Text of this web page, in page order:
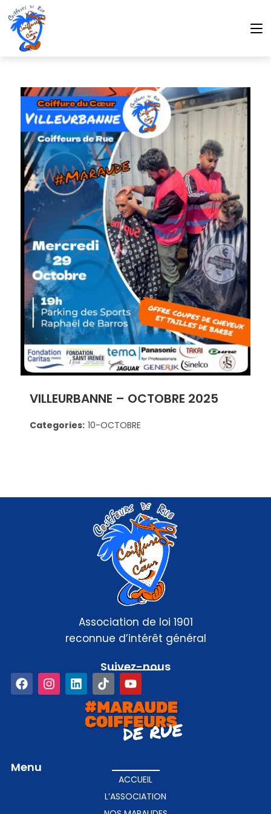
VILLEURBANNE – OCTOBRE 2025
Categories: 10-OCTOBRE
Association de loi 1901
reconnue d’intérêt général
Menu
ACCUEIL
L’ASSOCIATION
Suivez-nous​